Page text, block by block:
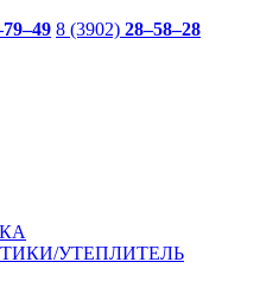
8 (3902) 28–58–28
УТЕПЛИТЕЛЬ